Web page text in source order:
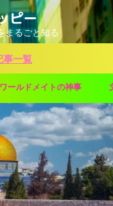
ピー
まるごと知る
一覧
ワールドメイトの神事